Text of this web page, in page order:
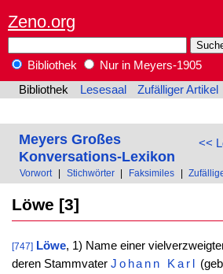
Zeno.org
Bibliothek
Nur in Meyers-1905
Bibliothek
Lesesaal Zufälliger Artikel
<<
Meyers Großes
Konversations-Lexikon
Vorwort Stichwörter Faksimiles
Löwe [3]
[747] Löwe, 1) Name einer
deren Stammvater Johann Karl